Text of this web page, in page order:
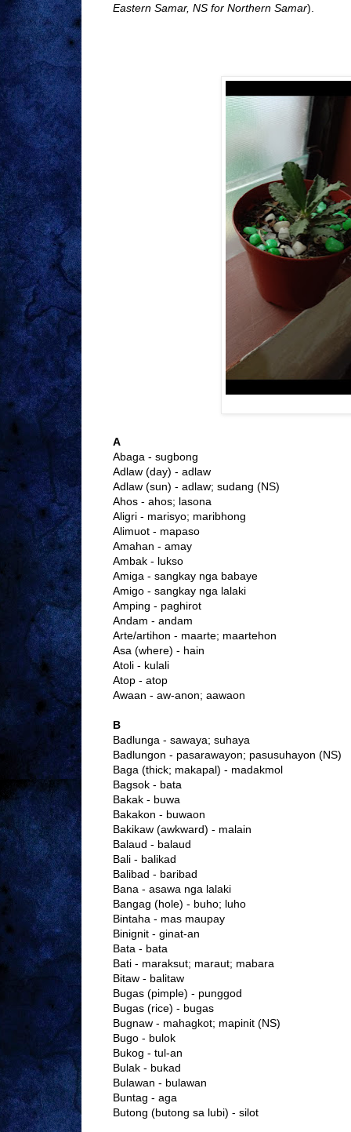
Eastern Samar, NS for Northern Samar).
A
Abaga - sugbong
Adlaw (day) - adlaw
Adlaw (sun) - adlaw; sudang (NS)
Ahos - ahos; lasona
Aligri - marisyo; maribhong
Alimuot - mapaso
Amahan - amay
Ambak - lukso
Amiga - sangkay nga babaye
Amigo - sangkay nga lalaki
Amping - paghirot
Andam - andam
Arte/artihon - maarte; maartehon
Asa (where) - hain
Atoli - kulali
Atop - atop
Awaan - aw-anon; aawaon
B
Badlunga - sawaya; suhaya
Badlungon - pasarawayon; pasusuhayon (NS)
Baga (thick; makapal) - madakmol
Bagsok - bata
Bakak - buwa
Bakakon - buwaon
Bakikaw (awkward) - malain
Balaud - balaud
Bali - balikad
Balibad - baribad
Bana - asawa nga lalaki
Bangag (hole) - buho; luho
Bintaha - mas maupay
Binignit - ginat-an
Bata - bata
Bati - maraksut; maraut; mabara
Bitaw - balitaw
Bugas (pimple) - punggod
Bugas (rice) - bugas
Bugnaw - mahagkot; mapinit (NS)
Bugo - bulok
Bukog - tul-an
Bulak - bukad
Bulawan - bulawan
Buntag - aga
Butong (butong sa lubi) - silot